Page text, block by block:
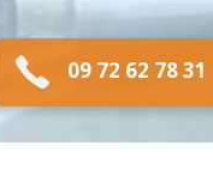
09 72 62 78 31